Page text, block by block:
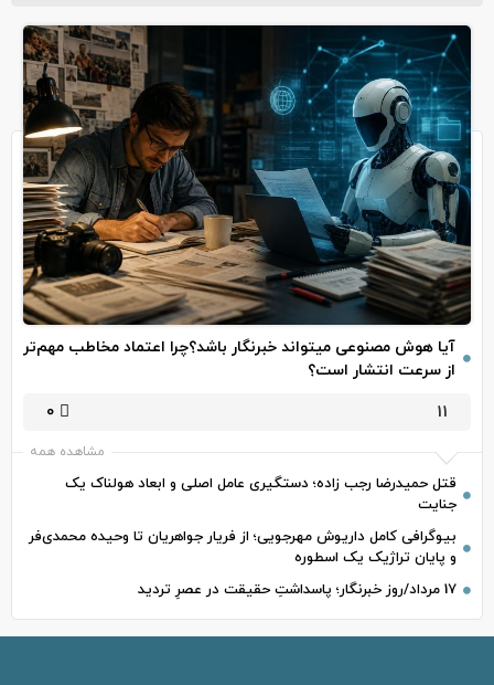
آیا هوش مصنوعی میتواند خبرنگار باشد؟چرا اعتماد مخاطب مهم‌تر
از سرعت انتشار است؟
11
0
مشاهده همه
قتل حمیدرضا رجب‌ زاده؛ دستگیری عامل اصلی و ابعاد هولناک یک
جنایت
بیوگرافی کامل داریوش مهرجویی؛ از فریار جواهریان تا وحیده محمدی‌فر
و پایان تراژیک یک اسطوره
17 مرداد/روز خبرنگار؛ پاسداشتِ حقیقت در عصرِ تردید